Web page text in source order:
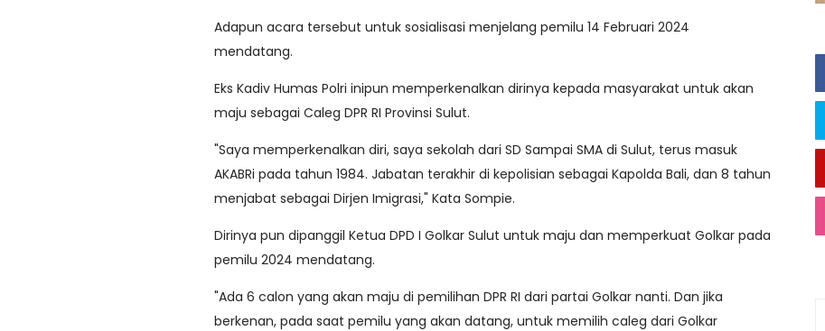
Adapun acara tersebut untuk sosialisasi menjelang pemilu 14 Februari 2024
mendatang.
Eks Kadiv Humas Polri inipun memperkenalkan dirinya kepada masyarakat untuk akan
maju sebagai Caleg DPR RI Provinsi Sulut.
"Saya memperkenalkan diri, saya sekolah dari SD Sampai SMA di Sulut, terus masuk
AKABRi pada tahun 1984. Jabatan terakhir di kepolisian sebagai Kapolda Bali, dan 8 tahun
menjabat sebagai Dirjen Imigrasi," Kata Sompie.
Dirinya pun dipanggil Ketua DPD I Golkar Sulut untuk maju dan memperkuat Golkar pada
pemilu 2024 mendatang.
"Ada 6 calon yang akan maju di pemilihan DPR RI dari partai Golkar nanti. Dan jika
berkenan, pada saat pemilu yang akan datang, untuk memilih caleg dari Golkar